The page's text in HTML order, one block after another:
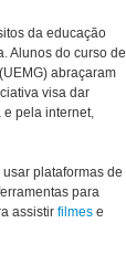
da educação
Alunos do curso de
abraçaram
visa dar
pela internet,
plataformas de
para
assistir filmes e